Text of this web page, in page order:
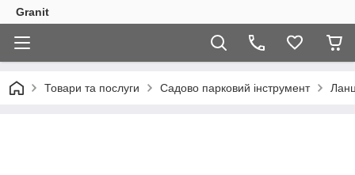
Granit
Товари та послуги Садово парковий інструмент